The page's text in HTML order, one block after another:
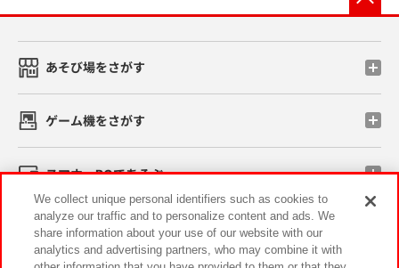
あそび場をさがす
ゲーム機をさがす
スマホ・PCであそぶ
イベント・キャンペーン
We collect unique personal identifiers such as cookies to
analyze our traffic and to personalize content and ads. We
share information about your use of our website with our
analytics and advertising partners, who may combine it with